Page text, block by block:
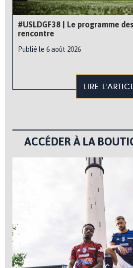
#USLDGF38 | Le programme
rencontre
Publié le 6 août 2026
LIRE
ACCÉDER À LA